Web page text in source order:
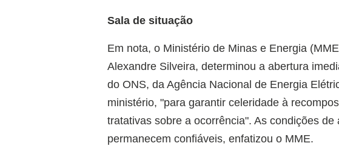
Sala de situação
Em nota, o Ministério de Minas e Energia
Alexandre Silveira, determinou a abertura
do ONS, da Agência Nacional de Energia
ministério, "para garantir celeridade à
tratativas sobre a ocorrência". As condições
permanecem confiáveis, enfatizou o MME.